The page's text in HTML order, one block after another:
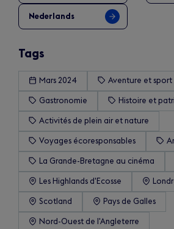
Nederlands
Tags
Mars 2024 Aventure et sport
Gastronomie Histoire et
Activités de plein air et nature
Voyages écoresponsables
La Grande-Bretagne au cinéma
Les Highlands d'Ecosse
Scotland Pays de Galles
Nord-Ouest de l'Angleterre